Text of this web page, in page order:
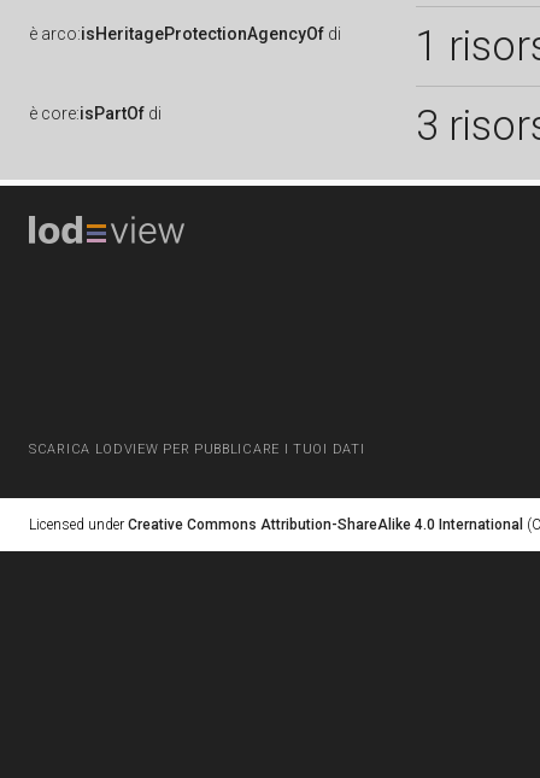
è arco:isHeritageProtectionAgencyOf di 1
è core:isPartOf di 3
SCARICA LODVIEW PER PUBBLICARE I TUOI DATI
Licensed under Creative Commons Attribution-ShareAlike 4.0 International